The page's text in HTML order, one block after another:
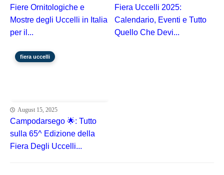
Fiere Ornitologiche e
Mostre degli Uccelli in Italia
per il...
Fiera Uccelli 2025:
Calendario, Eventi e Tutto
Quello Che Devi...
fiera uccelli
August 15, 2025
Campodarsego 🌟: Tutto
sulla 65^ Edizione della
Fiera Degli Uccelli...